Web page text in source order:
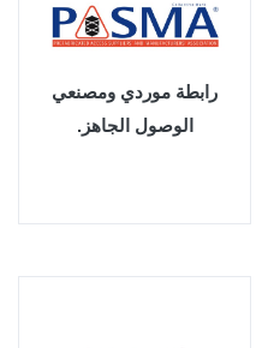
رابطة موردي ومصنعي
الوصول الجاهز.